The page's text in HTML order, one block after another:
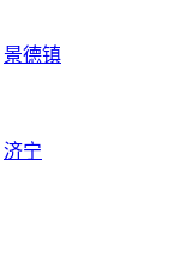
景德镇
济宁